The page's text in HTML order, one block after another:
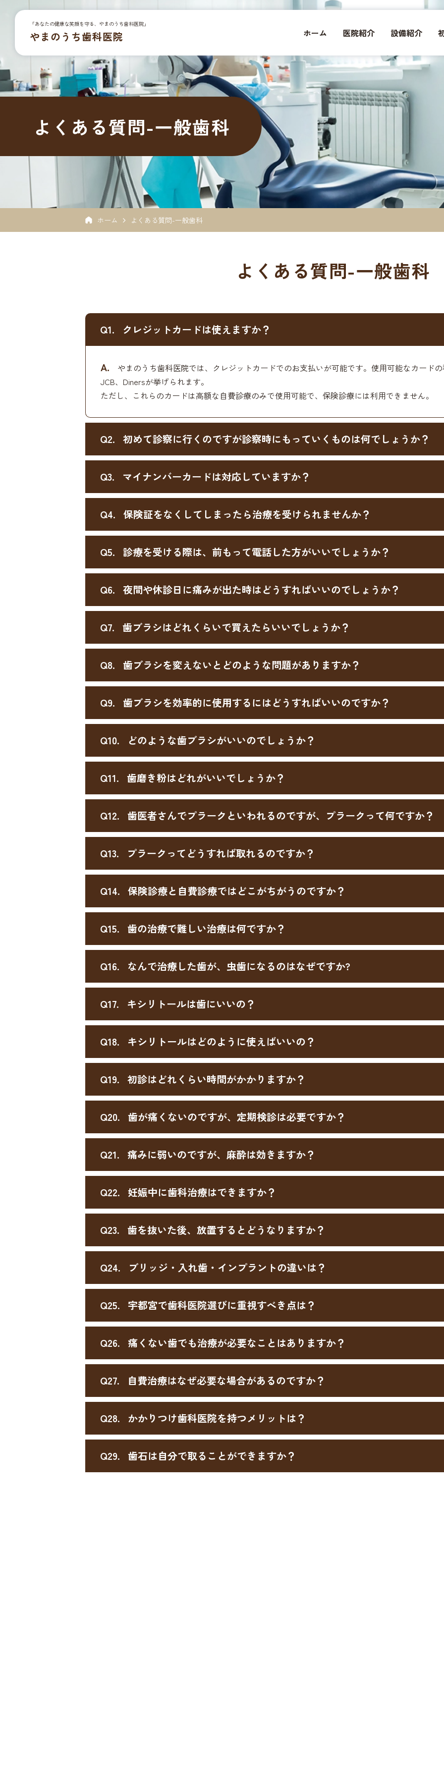
「あなたの健康な笑顔を守る、やまのうち歯科医院」
やまのうち歯科医院 ホーム 医院紹介 設備紹介
よくある質問-一般歯科
ホーム よくある質問-一般歯科
よくある質問-一般歯科
Q1. クレジットカードは使えますか？
A.
やまのうち歯科医院では、クレジットカードでのお支払いが可能です。使用可能なカード
JCB、Dinersが挙げられます。
ただし、これらのカードは高額な自費診療のみで使用可能で、保険診療には利用できません。
Q2. 初めて診察に行くのですが診察時にもっていくものは何でしょうか？
Q3. マイナンバーカードは対応していますか？
Q4. 保険証をなくしてしまったら治療を受けられませんか？
Q5. 診療を受ける際は、前もって電話した方がいいでしょうか？
Q6. 夜間や休診日に痛みが出た時はどうすればいいのでしょうか？
Q7. 歯ブラシはどれくらいで買えたらいいでしょうか？
Q8. 歯ブラシを変えないとどのような問題がありますか？
Q9. 歯ブラシを効率的に使用するにはどうすればいいのですか？
Q10. どのような歯ブラシがいいのでしょうか？
Q11. 歯磨き粉はどれがいいでしょうか？
Q12. 歯医者さんでプラークといわれるのですが、プラークって何ですか？
Q13. プラークってどうすれば取れるのですか？
Q14. 保険診療と自費診療ではどこがちがうのですか？
Q15. 歯の治療で難しい治療は何ですか？
Q16. なんで治療した歯が、虫歯になるのはなぜですか?
Q17. キシリトールは歯にいいの？
Q18. キシリトールはどのように使えばいいの？
Q19. 初診はどれくらい時間がかかりますか？
Q20. 歯が痛くないのですが、定期検診は必要ですか？
Q21. 痛みに弱いのですが、麻酔は効きますか？
Q22. 妊娠中に歯科治療はできますか？
Q23. 歯を抜いた後、放置するとどうなりますか？
Q24. ブリッジ・入れ歯・インプラントの違いは？
Q25. 宇都宮で歯科医院選びに重視すべき点は？
Q26. 痛くない歯でも治療が必要なことはありますか？
Q27. 自費治療はなぜ必要な場合があるのですか？
Q28. かかりつけ歯科医院を持つメリットは？
Q29. 歯石は自分で取ることができますか？